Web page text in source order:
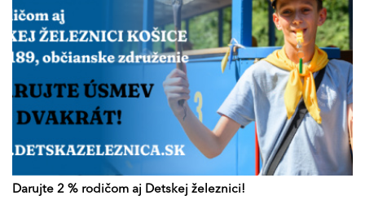
Darujte 2 % rodičom aj Detskej železnici!